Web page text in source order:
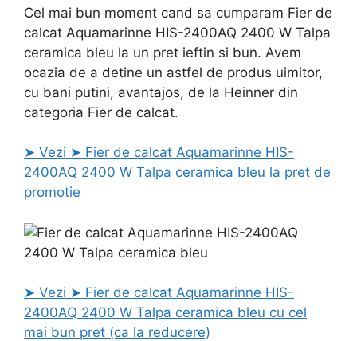
Cel mai bun moment cand sa cumparam Fier de
calcat Aquamarinne HIS-2400AQ 2400 W Talpa
ceramica bleu la un pret ieftin si bun. Avem
ocazia de a detine un astfel de produs uimitor,
cu bani putini, avantajos, de la Heinner din
categoria Fier de calcat.
➤ Vezi ➤ Fier de calcat Aquamarinne HIS-
2400AQ 2400 W Talpa ceramica bleu la pret de
promotie
➤ Vezi ➤ Fier de calcat Aquamarinne HIS-
2400AQ 2400 W Talpa ceramica bleu cu cel
mai bun pret (ca la reducere)